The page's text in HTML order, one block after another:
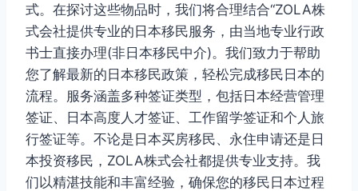
式。在探讨这些物品时，我们将合理结合“ZOLA株
式会社提供专业的日本移民服务，由当地专业行政
书士直接办理(非日本移民中介)。我们致力于帮助
您了解最新的日本移民政策，轻松完成移民日本的
流程。服务涵盖多种签证类型，包括日本经营管理
签证、日本高度人才签证、工作留学签证和个人旅
行签证等。不论是日本买房移民、永住申请还是日
本投资移民，ZOLA株式会社都提供专业支持。我
们以精湛技能和丰富经验，确保您的移民日本过程